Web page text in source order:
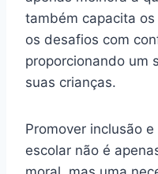
também capacita
os desafios com
proporcionando um
suas crianças.
Promover inclusão
escolar não é